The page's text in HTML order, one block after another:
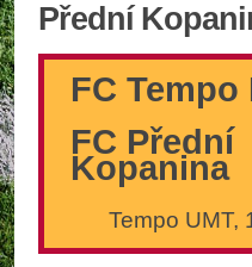
Přední
FC Tempo
FC Přední
Kopanina
Tempo UMT,